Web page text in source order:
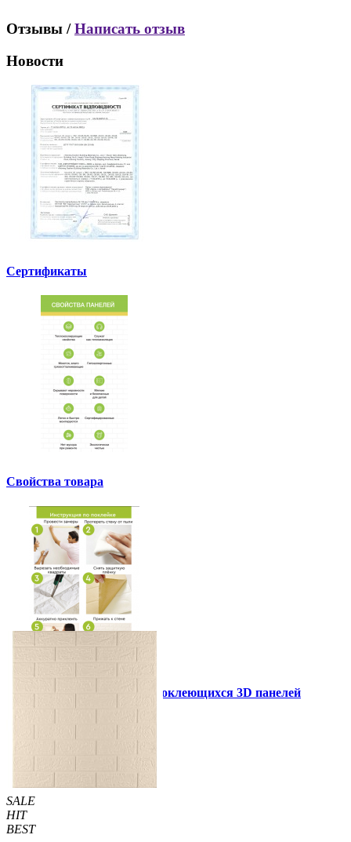
Отзывы /Написать отзыв
Новости
Сертификаты
Свойства товара
Инструкция установки самоклеющихся 3D панелей
Другие так же купили
SALE
HIT
BEST